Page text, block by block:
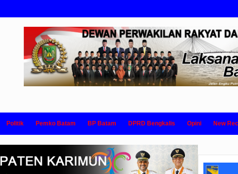
Politik Pemko Batam BP Batam DPRD Bengkalis Opini New